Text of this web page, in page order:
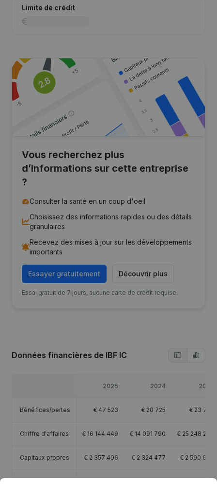
Limite de crédit
Vous recherchez plus
d’informations sur cette entreprise
?
Consulter la santé en un coup d'oeil
Choisissez des informations rapides ou des détails
granulaires
Recevez des mises à jour sur les développements
importants
Essayer gratuitement Découvrir plus
Essai gratuit de 7 jours, aucune carte de crédit requise.
Données financières de IBF IC
2025 2024 2023
Bénéfices/pertes € 47 523 € 20 725 € 23 754
Chiffre d'affaires € 16 144 449 € 14 091 790 € 25 248 289
Capitaux propres € 2 357 496 € 2 324 477 € 2 590 699